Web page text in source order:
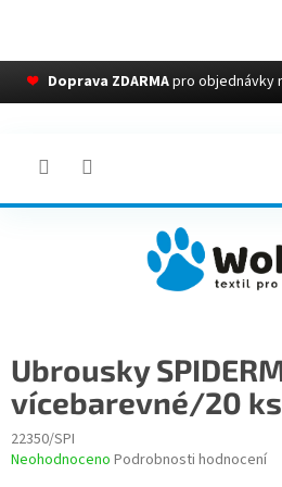
❤ Doprava ZDARMApro objednávky
Ubrousky
vícebarevné/20 ks
22350/SPI
Průměrné
Neohodnoceno Podrobnosti hodnocení